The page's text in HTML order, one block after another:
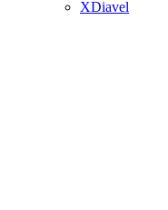
XDiavel